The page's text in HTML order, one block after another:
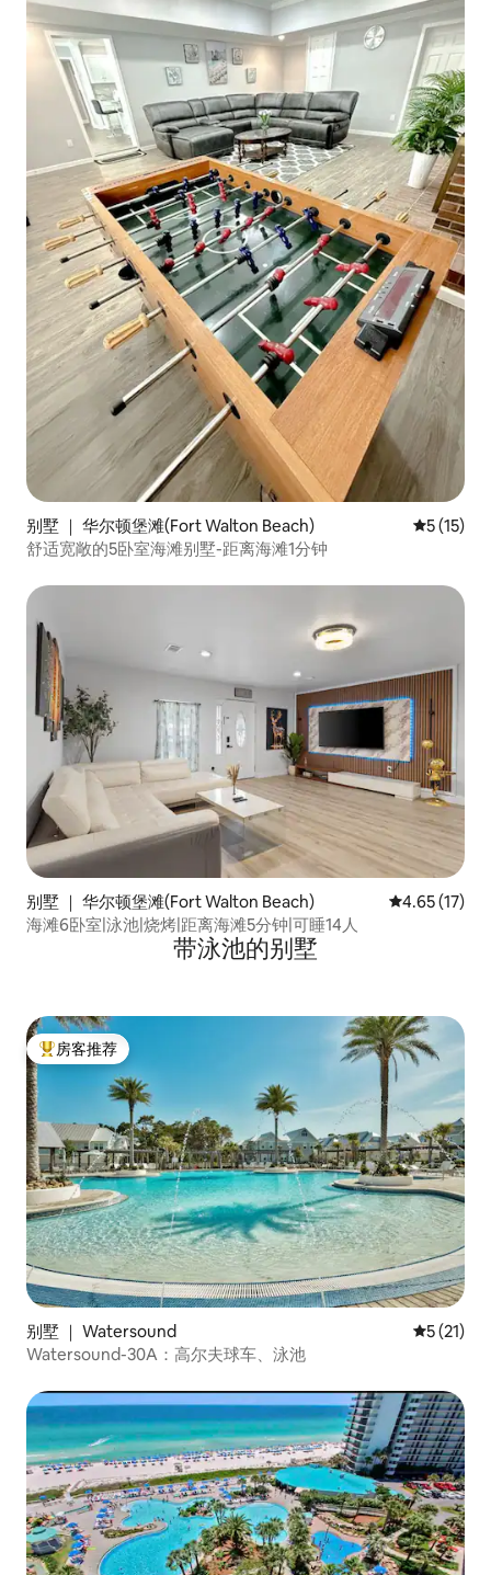
别墅 ｜ 华尔顿堡滩(Fort Walton Beach) 平均评分
5 (15)
舒适宽敞的5卧室海滩别墅-距离海滩1分钟
别墅 ｜ 华尔顿堡滩(Fort Walton Beach) 平均评分
4.65 (17)
海滩6卧室|泳池|烧烤|距离海滩5分钟|可睡14人
带泳池的别墅
热门「房客推荐」
房客推荐
别墅 ｜ Watersound 平均评分
5 (21)
Watersound-30A：高尔夫球车、泳池